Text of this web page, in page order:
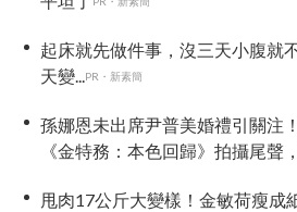
起床就先做件事，沒三天小腹就
天變...PR・新素簡
孫娜恩未出席尹普美婚禮引關注
《金特務：本色回歸》拍攝尾聲
甩肉17公斤大變樣！金敏荷瘦成